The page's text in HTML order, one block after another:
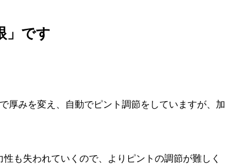
」です
厚みを変え、自動でピント調節をしていますが、加
も失われていくので、よりピントの調節が難しく